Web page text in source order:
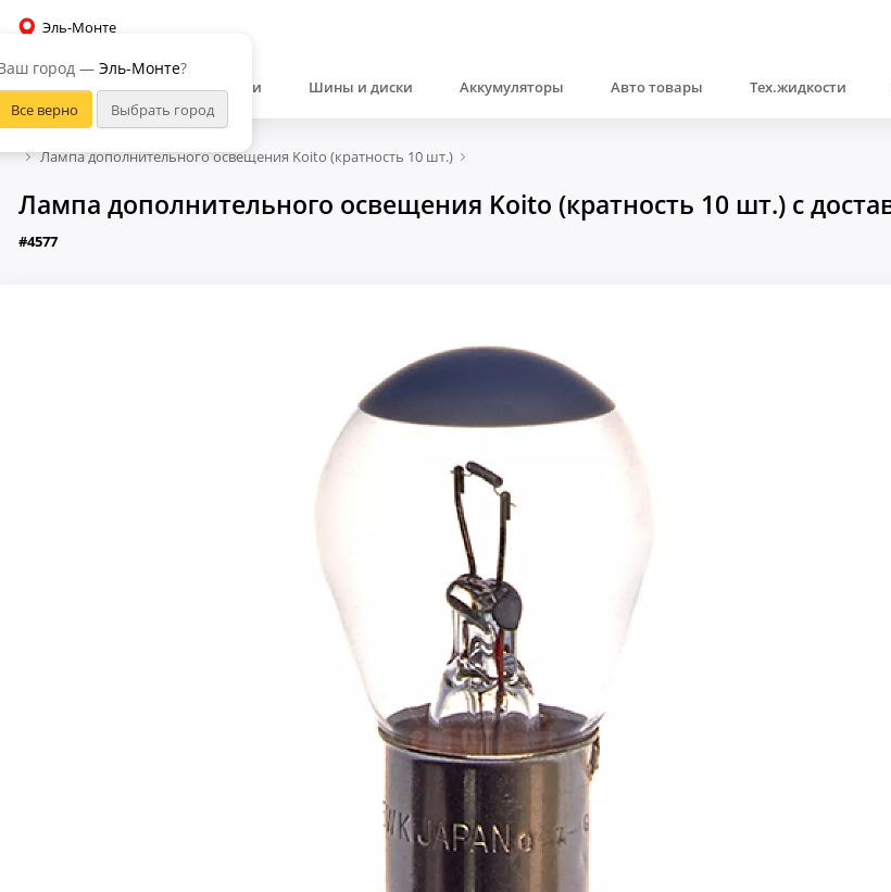
Эль-Монте
город — Эль-Монте?
Автозапчасти Шины и диски Аккумуляторы Авто товары Тех.жидкости
Лампа дополнительного освещения Koito (кратность 10 шт.)
Лампа дополнительного освещения Koito (кратность 10 шт.) с
#4577